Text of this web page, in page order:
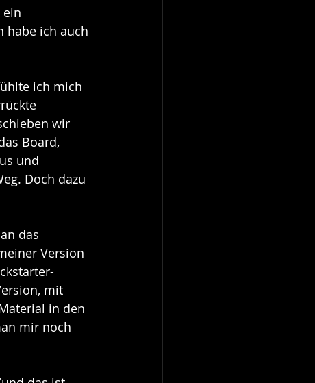
ein
habe ich auch
ich mich
wir
Board,
und
Doch dazu
das
Version
mit
in den
mir noch